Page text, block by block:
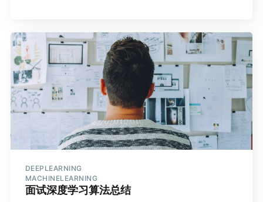
DEEPLEARNING
MACHINELEARNING
面试深度学习算法总结